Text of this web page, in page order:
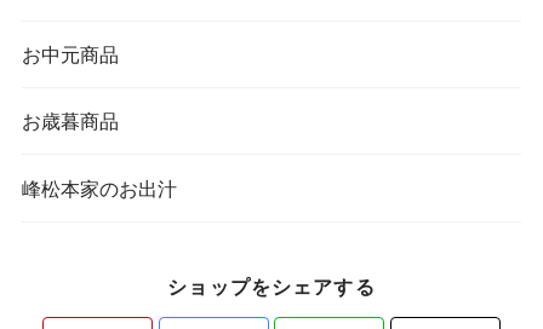
お中元商品
お歳暮商品
峰松本家のお出汁
ショップをシェアする